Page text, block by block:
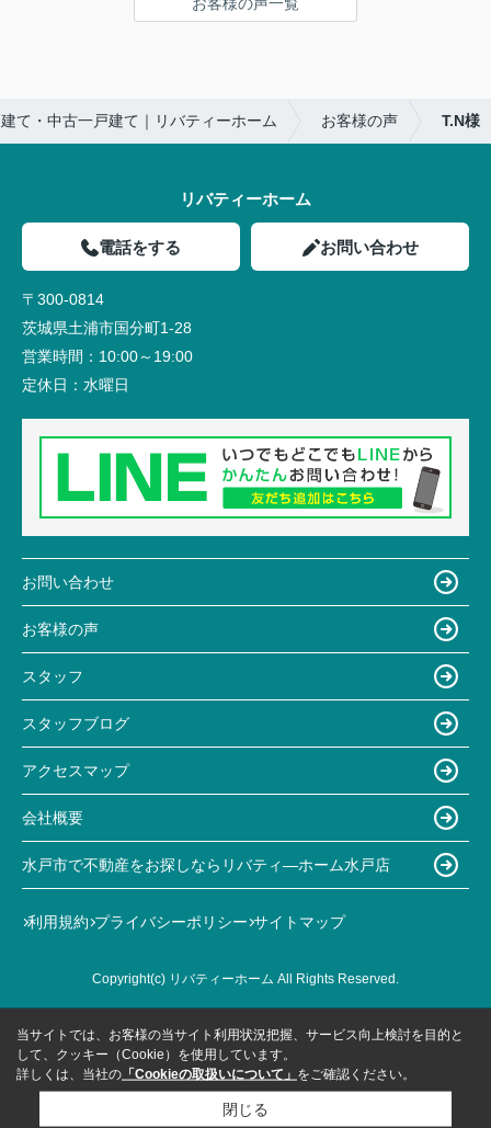
お客様の声一覧
て・中古一戸建て｜リバティーホーム お客様の声 T.N様
リバティーホーム
電話をする お問い合わせ
〒300-0814
茨城県土浦市国分町1-28
営業時間： 10:00～19:00
定休日： 水曜日
お問い合わせ
お客様の声
スタッフ
スタッフブログ
アクセスマップ
会社概要
水戸市で不動産をお探しならリバティ―ホーム水戸店
利用規約 プライバシーポリシー サイトマップ
Copyright(c) リバティーホーム All Rights Reserved.
当サイトでは、お客様の当サイト利用状況把握、サービス向上検討を目的と
して、クッキー（Cookie）を使用しています。
詳しくは、当社の 「Cookieの取扱いについて」 をご確認ください。
閉じる